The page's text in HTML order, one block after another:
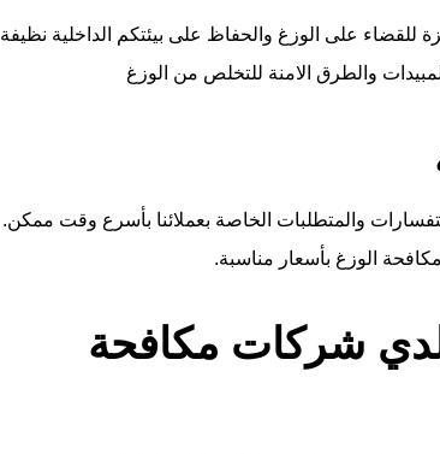
على الوزغ والحفاظ على بيئتكم الداخلية نظيفة
والطرق الامنة للتخلص من الوزغ
والمتطلبات الخاصة بعملائنا بأسرع وقت ممكن.
الوزغ بأسعار مناسبة.
شركات مكافحة